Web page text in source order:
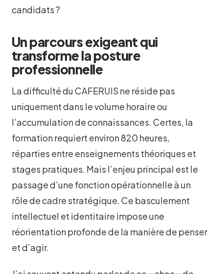
candidats ?
Un parcours exigeant qui
transforme la posture
professionnelle
La difficulté du CAFERUIS ne réside pas
uniquement dans le volume horaire ou
l’accumulation de connaissances. Certes, la
formation requiert environ 820 heures,
réparties entre enseignements théoriques et
stages pratiques. Mais l’enjeu principal est le
passage d’une fonction opérationnelle à un
rôle de cadre stratégique. Ce basculement
intellectuel et identitaire impose une
réorientation profonde de la manière de penser
et d’agir.